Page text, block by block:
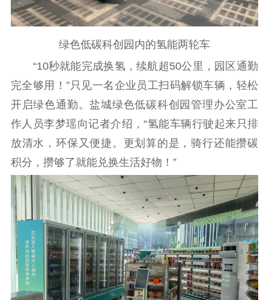
精神文明
文明创建 文明实践
文明培育
先进典型
社会宣传
思想政治教育 爱国主义教育
全民国防教育
红色资源保护利
用
新闻出版
精品出版 全民阅读
出版监管
扫黄打非
电影工作
电影创作 电影市场
绿色低碳科创园内的氢能两轮车
“10秒就能完成换氢，续航超50公里，园区通勤
完全够用！”只见一名企业员工扫码解锁车辆，轻松
开启绿色通勤。盐城绿色低碳科创园管理办公室工
作人员李梦瑶向记者介绍，“氢能车辆行驶起来只排
放清水，环保又便捷。更划算的是，骑行还能攒碳
积分，攒够了就能兑换生活好物！”